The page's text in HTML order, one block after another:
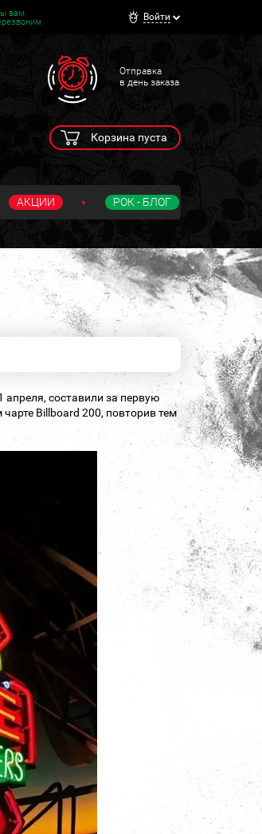
вам
Войти
Отправка
в день заказа
Корзина пуста
АКЦИИ РОК - БЛОГ
апреля, составили за первую
Billboard 200, повторив тем